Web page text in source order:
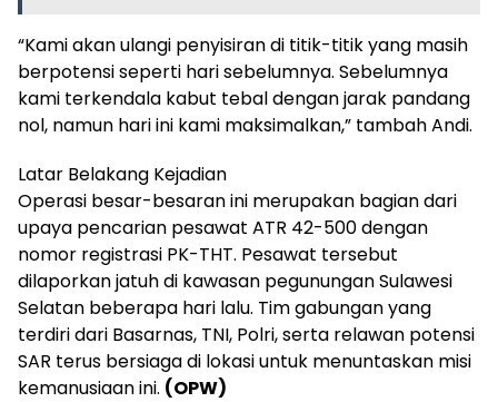
“Kami akan ulangi penyisiran di titik-titik yang masih
berpotensi seperti hari sebelumnya. Sebelumnya
kami terkendala kabut tebal dengan jarak pandang
nol, namun hari ini kami maksimalkan,” tambah Andi.
Latar Belakang Kejadian
Operasi besar-besaran ini merupakan bagian dari
upaya pencarian pesawat ATR 42-500 dengan
nomor registrasi PK-THT. Pesawat tersebut
dilaporkan jatuh di kawasan pegunungan Sulawesi
Selatan beberapa hari lalu. Tim gabungan yang
terdiri dari Basarnas, TNI, Polri, serta relawan potensi
SAR terus bersiaga di lokasi untuk menuntaskan misi
kemanusiaan ini. (OPW)